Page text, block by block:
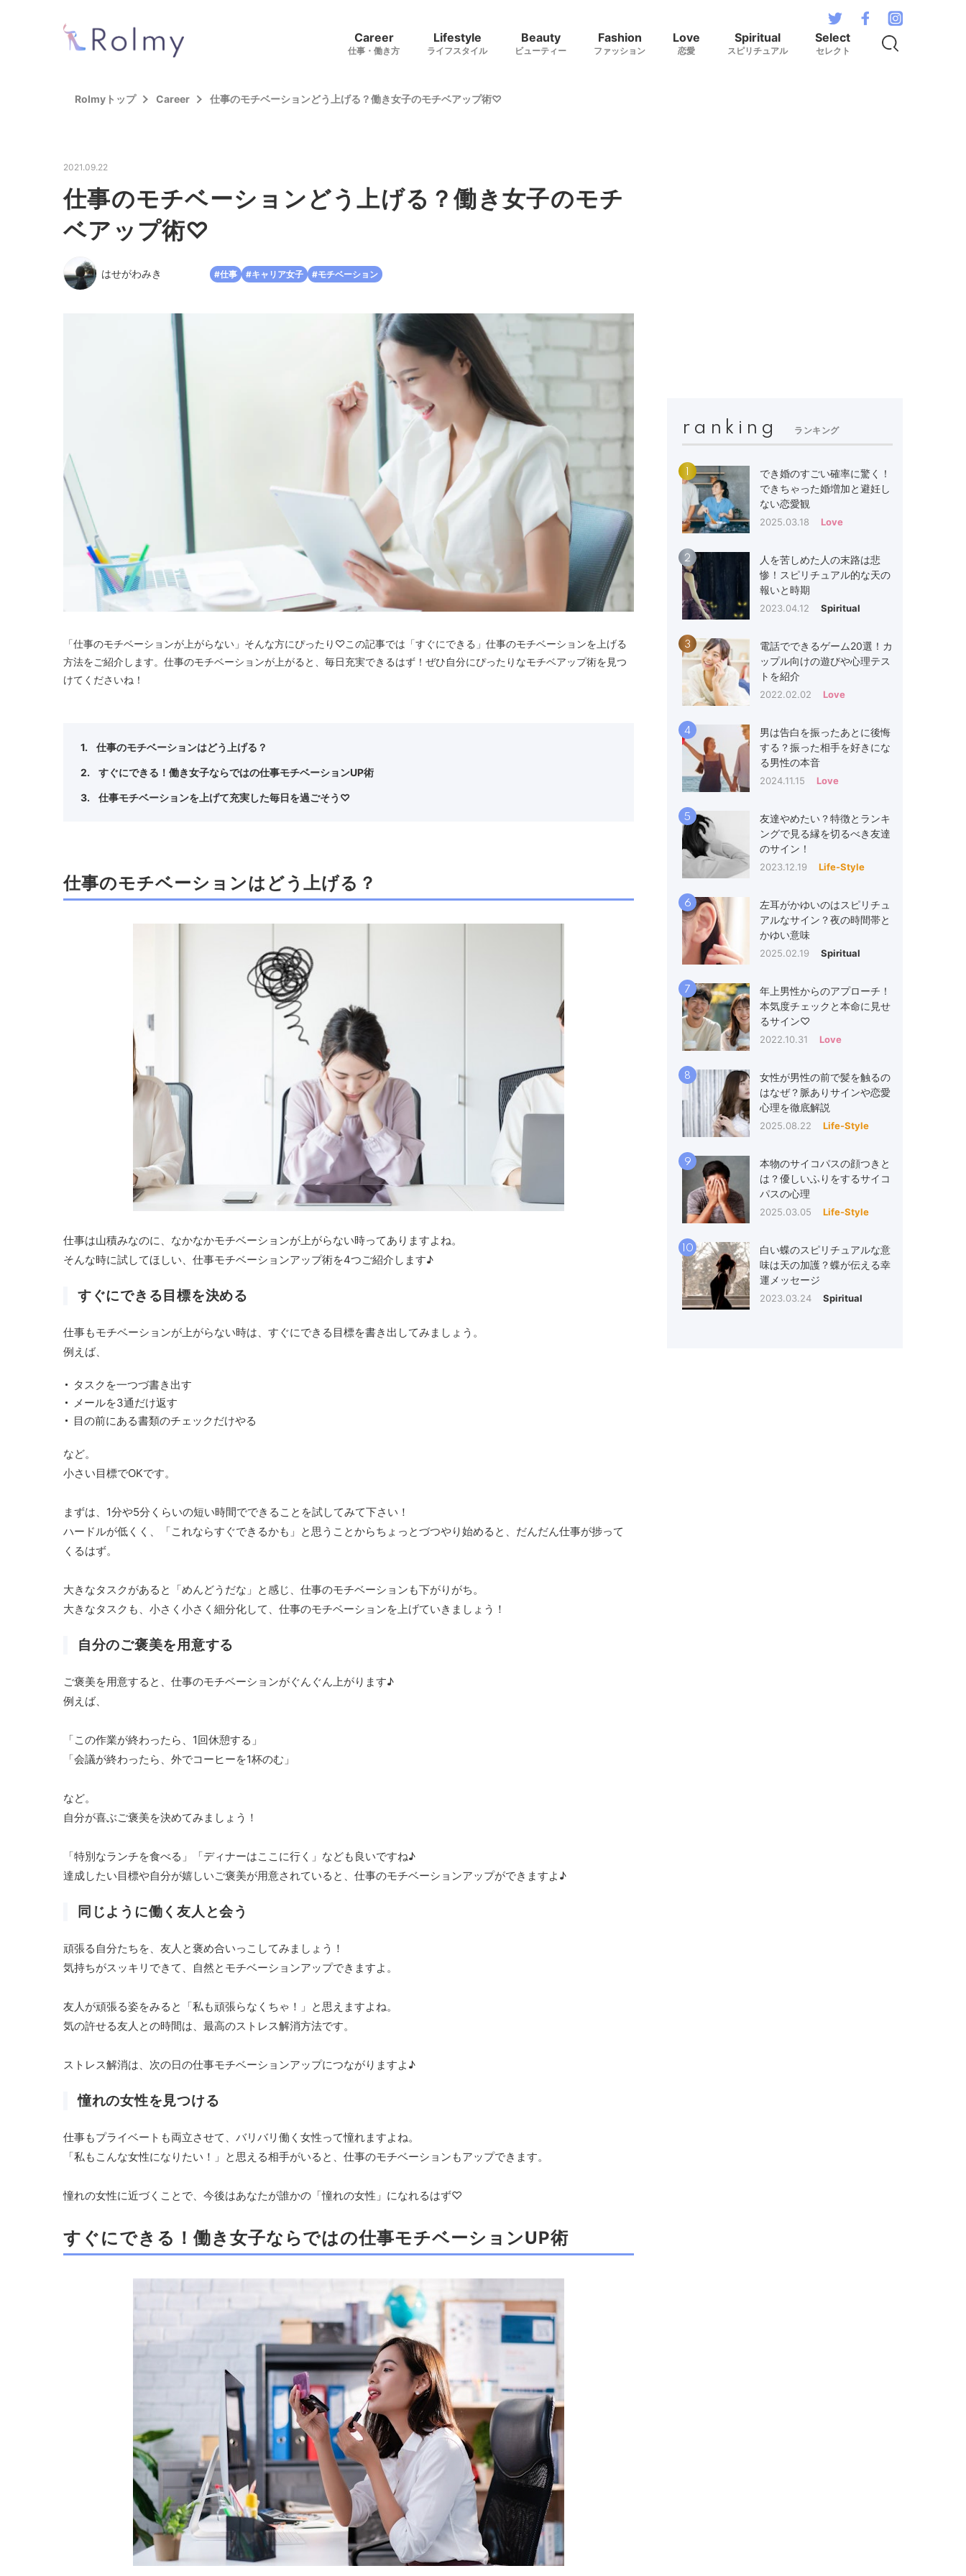
Career
仕事・働き方
Lifestyle
ライフスタイル
Beauty
ビューティー
Fashion
ファッション
Love
恋愛
Spiritual
スピリチュアル
Select
セレクト
Rolmyトップ Career 仕事のモチベーションどう上げる？働き女子のモチベアップ術♡
2021.09.22
仕事のモチベーションどう上げる？働き女子のモチ
ベアップ術♡
はせがわみき #仕事 #キャリア女子 #モチベーション
「仕事のモチベーションが上がらない」そんな方にぴったり♡この記事では「すぐにできる」仕事のモチベーションを上げる
方法をご紹介します。仕事のモチベーションが上がると、毎日充実できるはず！ぜひ自分にぴったりなモチベアップ術を見つ
けてくださいね！
仕事のモチベーションはどう上げる？
すぐにできる！働き女子ならではの仕事モチベーションUP術
仕事モチベーションを上げて充実した毎日を過ごそう♡
仕事のモチベーションはどう上げる？
仕事は山積みなのに、なかなかモチベーションが上がらない時ってありますよね。
そんな時に試してほしい、仕事モチベーションアップ術を4つご紹介します♪
すぐにできる目標を決める
仕事もモチベーションが上がらない時は、すぐにできる目標を書き出してみましょう。
例えば、
タスクを一つづ書き出す
メールを3通だけ返す
目の前にある書類のチェックだけやる
など。
小さい目標でOKです。
まずは、1分や5分くらいの短い時間でできることを試してみて下さい！
ハードルが低くく、「これならすぐできるかも」と思うことからちょっとづつやり始めると、だんだん仕事が捗って
くるはず。
大きなタスクがあると「めんどうだな」と感じ、仕事のモチベーションも下がりがち。
大きなタスクも、小さく小さく細分化して、仕事のモチベーションを上げていきましょう！
自分のご褒美を用意する
ご褒美を用意すると、仕事のモチベーションがぐんぐん上がります♪
例えば、
「この作業が終わったら、1回休憩する」
「会議が終わったら、外でコーヒーを1杯のむ」
など。
自分が喜ぶご褒美を決めてみましょう！
「特別なランチを食べる」「ディナーはここに行く」なども良いですね♪
達成したい目標や自分が嬉しいご褒美が用意されていると、仕事のモチベーションアップができますよ♪
同じように働く友人と会う
頑張る自分たちを、友人と褒め合いっこしてみましょう！
気持ちがスッキリできて、自然とモチベーションアップできますよ。
友人が頑張る姿をみると「私も頑張らなくちゃ！」と思えますよね。
気の許せる友人との時間は、最高のストレス解消方法です。
ストレス解消は、次の日の仕事モチベーションアップにつながりますよ♪
憧れの女性を見つける
仕事もプライベートも両立させて、バリバリ働く女性って憧れますよね。
「私もこんな女性になりたい！」と思える相手がいると、仕事のモチベーションもアップできます。
憧れの女性に近づくことで、今後はあなたが誰かの「憧れの女性」になれるはず♡
すぐにできる！働き女子ならではの仕事モチベーションUP術
ranking ランキング
でき婚のすごい確率に驚く！
できちゃった婚増加と避妊し
ない恋愛観
2025.03.18 Love
2
人を苦しめた人の末路は悲
惨！スピリチュアル的な天の
報いと時期
2023.04.12 Spiritual
3
電話でできるゲーム20選！カ
ップル向けの遊びや心理テス
トを紹介
2022.02.02 Love
4
男は告白を振ったあとに後悔
する？振った相手を好きにな
る男性の本音
2024.11.15 Love
5
友達やめたい？特徴とランキ
ングで見る縁を切るべき友達
のサイン！
2023.12.19 Life-Style
6
左耳がかゆいのはスピリチュ
アルなサイン？夜の時間帯と
かゆい意味
2025.02.19 Spiritual
7
年上男性からのアプローチ！
本気度チェックと本命に見せ
るサイン♡
2022.10.31 Love
8
女性が男性の前で髪を触るの
はなぜ？脈ありサインや恋愛
心理を徹底解説
2025.08.22 Life-Style
9
本物のサイコパスの顔つきと
は？優しいふりをするサイコ
パスの心理
2025.03.05 Life-Style
10
白い蝶のスピリチュアルな意
味は天の加護？蝶が伝える幸
運メッセージ
2023.03.24 Spiritual